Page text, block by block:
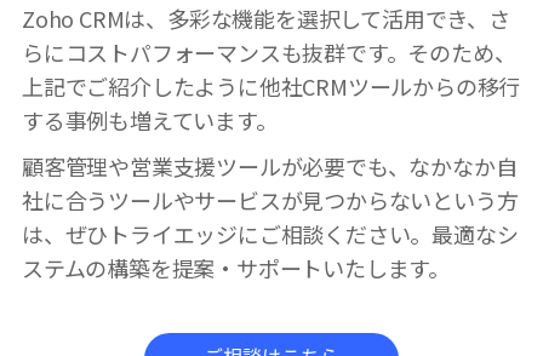
Zoho CRMは、多彩な機能を選択して活用でき、さ
らにコストパフォーマンスも抜群です。そのため、
上記でご紹介したように他社CRMツールからの移行
する事例も増えています。
顧客管理や営業支援ツールが必要でも、なかなか自
社に合うツールやサービスが見つからないという方
は、ぜひトライエッジにご相談ください。最適なシ
ステムの構築を提案・サポートいたします。